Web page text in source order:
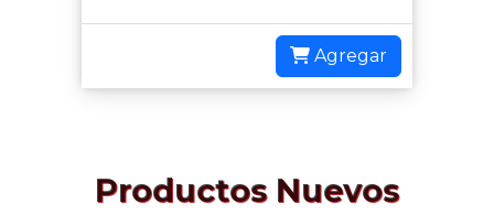
Agregar
Productos Nuevos